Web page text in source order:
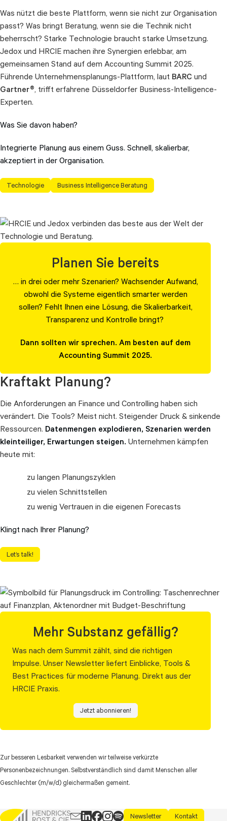
Was nützt die beste Plattform, wenn sie nicht zur Organisation
passt? Was bringt Beratung, wenn sie die Technik nicht
beherrscht? Starke Technologie braucht starke Umsetzung.
Jedox und HRCIE machen ihre Synergien erlebbar, am
gemeinsamen Stand auf dem Accounting Summit 2025.
Führende Unternehmensplanungs-Plattform, laut BARC und
Gartner®, trifft erfahrene Düsseldorfer Business-Intelligence-
Experten.
Was Sie davon haben?
Integrierte Planung aus einem Guss. Schnell, skalierbar,
akzeptiert in der Organisation.
Technologie Business Intelligence Beratung
Planen Sie bereits
… in drei oder mehr Szenarien? Wachsender Aufwand,
obwohl die Systeme eigentlich smarter werden
sollen? Fehlt Ihnen eine Lösung, die Skalierbarkeit,
Transparenz und Kontrolle bringt?
Dann sollten wir sprechen. Am besten auf dem
Accounting Summit 2025.
Kraftakt Planung?
Die Anforderungen an Finance und Controlling haben sich
verändert. Die Tools? Meist nicht. Steigender Druck & sinkende
Ressourcen. Datenmengen explodieren, Szenarien werden
kleinteiliger, Erwartungen steigen. Unternehmen kämpfen
heute mit:
zu langen Planungszyklen
zu vielen Schnittstellen
zu wenig Vertrauen in die eigenen Forecasts
Klingt nach Ihrer Planung?
Let’s talk!
Mehr Substanz gefällig?
Was nach dem Summit zählt, sind die richtigen
Impulse. Unser Newsletter liefert Einblicke, Tools &
Best Practices für moderne Planung. Direkt aus der
HRCIE Praxis.
Jetzt abonnieren!
Zur besseren Lesbarkeit verwenden wir teilweise verkürzte
Personenbezeichnungen. Selbstverständlich sind damit Menschen aller
Geschlechter (m/w/d) gleichermaßen gemeint.
Newsletter Kontakt